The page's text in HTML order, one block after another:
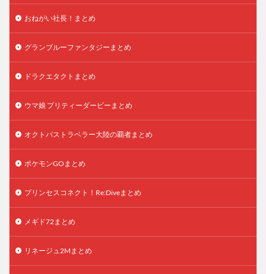
おねがい社長！まとめ
グランブルーファンタジーまとめ
ドラクエタクトまとめ
ウマ娘 プリティーダービーまとめ
オクトパストラベラー大陸の覇者まとめ
ポケモンGOまとめ
プリンセスコネクト！Re:Diveまとめ
メギド72まとめ
リネージュ2Mまとめ